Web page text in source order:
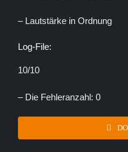
– Lautstärke in Ordnung
Log-File:
10/10
– Die Fehleranzahl: 0